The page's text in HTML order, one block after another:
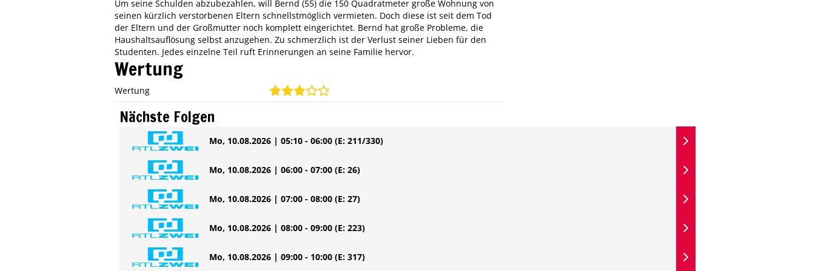
Um seine Schulden abzubezahlen, will Bernd (55) die 150 Quadratmeter große Wohnung von
seinen kürzlich verstorbenen Eltern schnellstmöglich vermieten. Doch diese ist seit dem Tod
der Eltern und der Großmutter noch komplett eingerichtet. Bernd hat große Probleme, die
Haushaltsauflösung selbst anzugehen. Zu schmerzlich ist der Verlust seiner Lieben für den
Studenten. Jedes einzelne Teil ruft Erinnerungen an seine Familie hervor.
Wertung
Wertung
Nächste Folgen
Mo, 10.08.2026 | 05:10 - 06:00 (E: 211/330)
Mo, 10.08.2026 | 06:00 - 07:00 (E: 26)
Mo, 10.08.2026 | 07:00 - 08:00 (E: 27)
Mo, 10.08.2026 | 08:00 - 09:00 (E: 223)
Mo, 10.08.2026 | 09:00 - 10:00 (E: 317)